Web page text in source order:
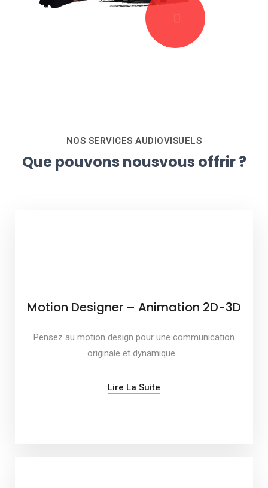
NOS SERVICES AUDIOVISUELS
Que pouvons nousvous offrir ?
Motion Designer – Animation 2D-3D
Pensez au motion design pour une communication
originale et dynamique…
Lire La Suite